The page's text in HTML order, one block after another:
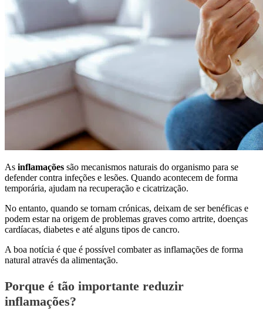
As inflamações são mecanismos naturais do organismo para se
defender contra infeções e lesões. Quando acontecem de forma
temporária, ajudam na recuperação e cicatrização.
No entanto, quando se tornam crónicas, deixam de ser benéficas e
podem estar na origem de problemas graves como artrite, doenças
cardíacas, diabetes e até alguns tipos de cancro.
A boa notícia é que é possível combater as inflamações de forma
natural através da alimentação.
Porque é tão importante reduzir
inflamações?